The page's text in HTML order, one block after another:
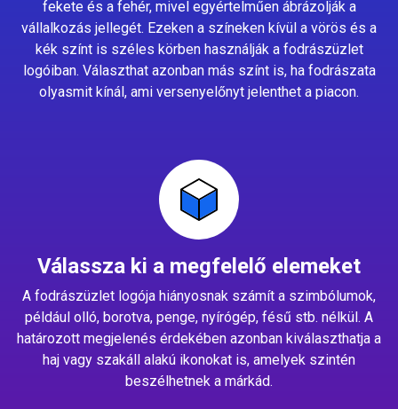
fekete és a fehér, mivel egyértelműen ábrázolják a
vállalkozás jellegét. Ezeken a színeken kívül a vörös és a
kék színt is széles körben használják a fodrászüzlet
logóiban. Választhat azonban más színt is, ha fodrászata
olyasmit kínál, ami versenyelőnyt jelenthet a piacon.
Válassza ki a megfelelő elemeket
A fodrászüzlet logója hiányosnak számít a szimbólumok,
például olló, borotva, penge, nyírógép, fésű stb. nélkül. A
határozott megjelenés érdekében azonban kiválaszthatja a
haj vagy szakáll alakú ikonokat is, amelyek szintén
beszélhetnek a márkád.